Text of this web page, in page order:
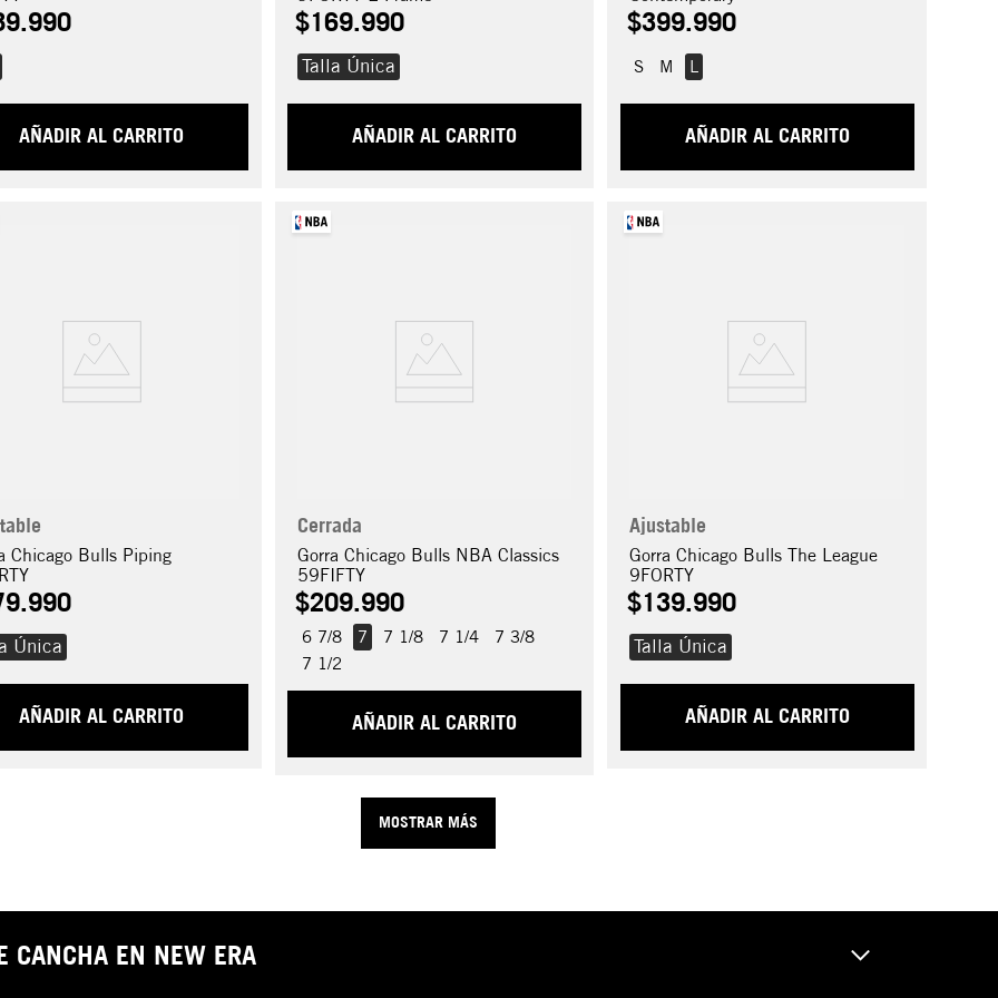
.990
AÑADIR AL CARRITO
$169.990
Talla Única
AÑADIR AL CARRITO
$399.990
L
M
S
AÑADIR AL CARRITO
Chicago Bulls Piping
.990
Única
AÑADIR AL CARRITO
Cerrada
Gorra Chicago Bulls NBA Classics
59FIFTY
$209.990
7 7 1/8 7 1/4
7 3/8
7 1/2
6 7/8
AÑADIR AL CARRITO
Ajustable
Gorra Chicago Bulls The League
9FORTY
$139.990
Talla Única
AÑADIR AL CARRITO
MOSTRAR MÁS
CANCHA EN NEW ERA